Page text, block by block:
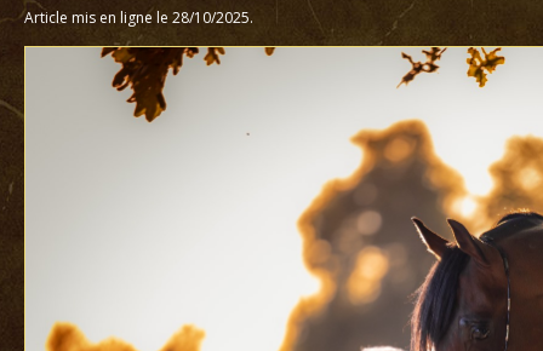
Article mis en ligne le 28/10/2025.